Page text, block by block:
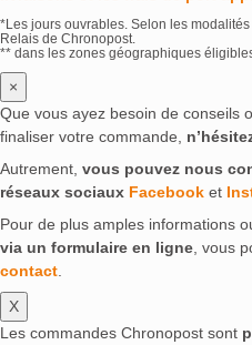
*Les jours ouvrables. Selon les
Relais de Chronopost.
** dans les zones géographiques
×
Que vous ayez besoin de conseils
finaliser votre commande,
Autrement, vous pouvez nous
réseaux sociaux Facebook et
Pour de plus amples informations
via un formulaire en ligne , vous
contact
X
Les commandes Chronopost sont